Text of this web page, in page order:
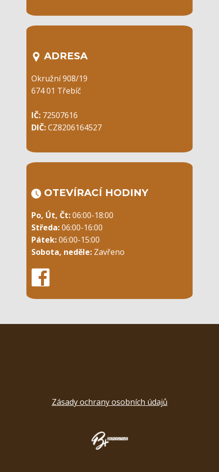
ADRESA
Okružní 908/19
674 01 Třebíč
IČ: 72507616
DIČ:CZ8206164527
OTEVÍRACÍ ​HODINY
Po, Út, Čt:06:00-18:00
Středa:06:00-16:00
Pátek:06:00-15:00
Sobota, neděle: Zavřeno
Zásady ochrany osobních údajů